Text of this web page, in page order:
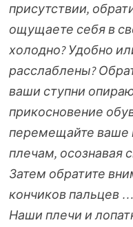
присутствии,
ощущаете себя в
холодно? Удобно
расслаблены?
ваши ступни
прикосновение
перемещайте ваше
плечам,
Затем обратите
кончиков пальцев
Наши плечи и